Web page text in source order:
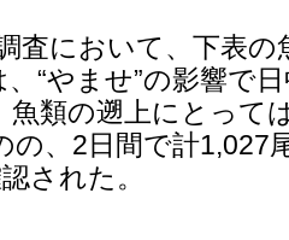
査において、下表の
“やませ”の影響で
魚類の遡上にとって
の、2日間で計1,027
された。